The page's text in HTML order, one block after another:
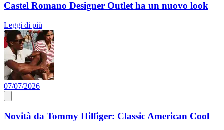
Castel Romano Designer Outlet ha un nuovo look
Leggi di più
07/07/2026
Novità da Tommy Hilfiger: Classic American Cool